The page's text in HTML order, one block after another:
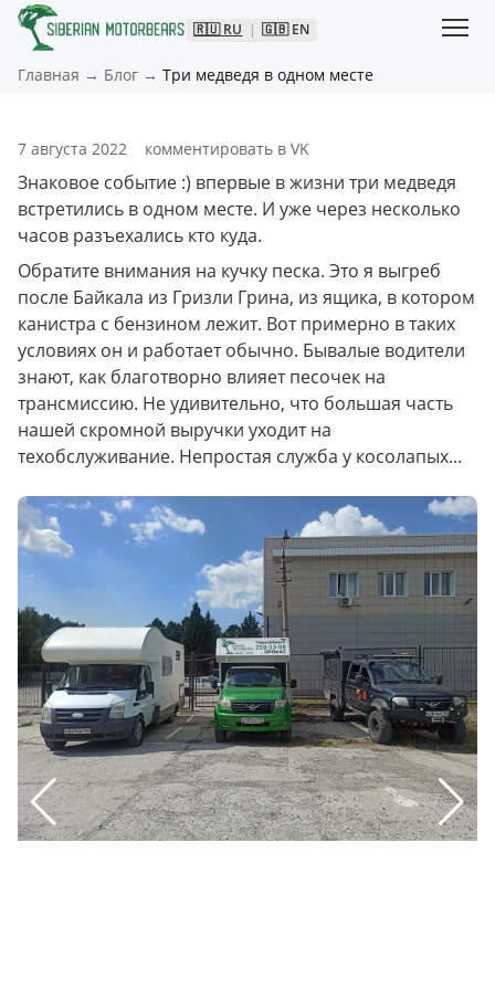
🇷🇺 RU | 🇬🇧 EN
Главная → Блог → Три медведя в одном месте
7 августа 2022 комментировать в VK
Знаковое событие :) впервые в жизни три медведя
встретились в одном месте. И уже через несколько
часов разъехались кто куда.
Обратите внимания на кучку песка. Это я выгреб
после Байкала из Гризли Грина, из ящика, в котором
канистра с бензином лежит. Вот примерно в таких
условиях он и работает обычно. Бывалые водители
знают, как благотворно влияет песочек на
трансмиссию. Не удивительно, что большая часть
нашей скромной выручки уходит на
техобслуживание. Непростая служба у косолапых...